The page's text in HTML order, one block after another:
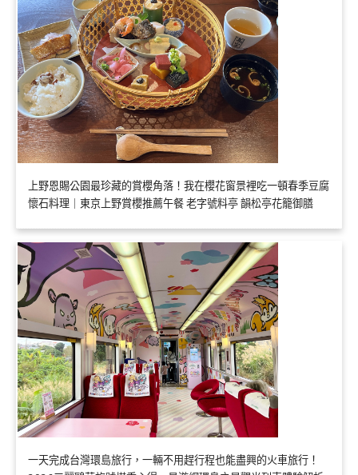
上野恩賜公園最珍藏的賞櫻角落！我在櫻花窗景裡吃一頓春季豆腐
懷石料理｜東京上野賞櫻推薦午餐 老字號料亭 韻松亭花籠御膳
一天完成台灣環島旅行，一輛不用趕行程也能盡興的火車旅行！